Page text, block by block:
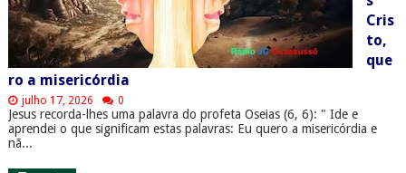
Cris
to,
que
ro a misericórdia
julho 17, 2026 0
Jesus recorda-lhes uma palavra do profeta Oseias (6, 6): " Ide e
aprendei o que significam estas palavras: Eu quero a misericórdia e
nã...